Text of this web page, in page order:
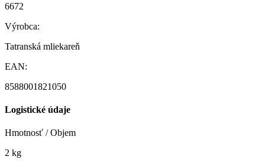
6672
Výrobca:
Tatranská mliekareň
EAN:
8588001821050
Logistické údaje
Hmotnosť / Objem
2 kg